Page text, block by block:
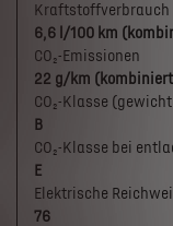
Kraftstoffverbrauch
6,6 l/100 km
CO₂-Emissionen
22 g/km
CO₂-Klasse
B
CO₂-Klasse bei
E
Elektrische
76